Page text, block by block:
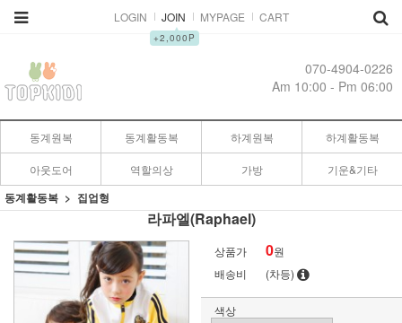
LOGIN
JOIN
▲
+2,000P
MYPAGE CART
070-4904-0226
Am 10:00 - Pm 06:00
동계원복 동계활동복 하계원복 하계활동복
아웃도어 역할의상 가방 기운&기타
동계활동복 집업형
라파엘(Raphael)
상품가 0원
배송비
(차등)
색상